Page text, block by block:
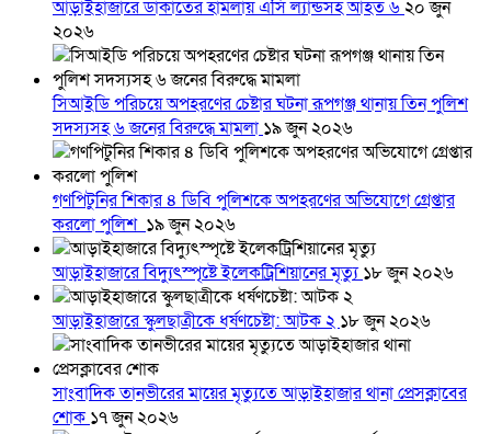
আড়াইহাজারে ডাকাতের হামলায় এসি ল্যান্ডসহ আহত ৬২০ জুন
২০২৬
সিআইডি পরিচয়ে অপহরণের চেষ্টার ঘটনা রূপগঞ্জ থানায় তিন পুলিশ
সদস্যসহ ৬ জনের বিরুদ্ধে মামলা ১৯ জুন ২০২৬
গণপিটুনির শিকার ৪ ডিবি পুলিশকে অপহরণের অভিযোগে গ্রেপ্তার
করলো পুলিশ ১৯ জুন ২০২৬
আড়াইহাজারে বিদ্যুৎস্পৃষ্টে ইলেকট্রিশিয়ানের মৃত্যু১৮ জুন ২০২৬
আড়াইহাজারে স্কুলছাত্রীকে ধর্ষণচেষ্টা: আটক ২ ১৮ জুন ২০২৬
সাংবাদিক তানভীরের মায়ের মৃত্যুতে আড়াইহাজার থানা প্রেসক্লাবের
শোক ১৭ জুন ২০২৬